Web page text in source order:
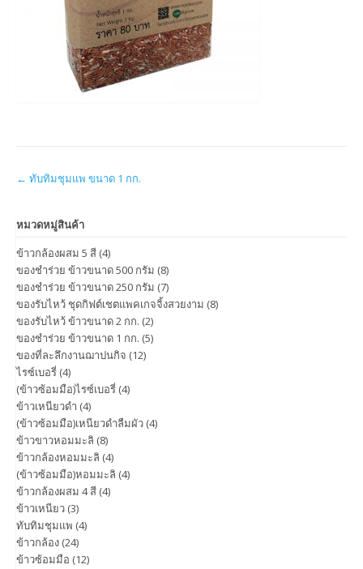
Post
← ทับทิมชุมแพ ขนาด 1 กก.
หมวดหมู่สินค้า
ข้าวกล้องผสม 5 สี (4)
ของชำร่วย ข้าวขนาด 500 กรัม (8)
ของชำร่วย ข้าวขนาด 250 กรัม (7)
ของรับไหว้ ชุดกิฟต์เชตแพคเกจจิ้งสวยงาม (8)
ของรับไหว้ ข้าวขนาด 2 กก. (2)
ของชำร่วย ข้าวขนาด 1 กก. (5)
ของที่ละลึกงานฌาปนกิจ (12)
ไรซ์เบอรี่ (4)
(ข้าวซ้อมมือ)ไรซ์เบอรี่ (4)
ข้าวเหนียวดำ (4)
(ข้าวซ้อมมือ)เหนียวดำลืมผัว (4)
ข้าวขาวหอมมะลิ (8)
ข้าวกล้องหอมมะลิ (4)
(ข้าวซ้อมมือ)หอมมะลิ (4)
ข้าวกล้องผสม 4 สี (4)
ข้าวเหนียว (3)
ทับทิมชุมแพ (4)
ข้าวกล้อง (24)
ข้าวซ้อมมือ (12)